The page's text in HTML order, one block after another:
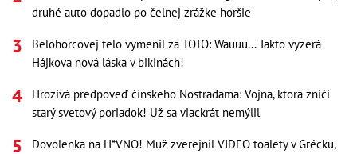
druhé auto dopadlo po čelnej zrážke horšie
Belohorcovej telo vymenil za TOTO: Wauuu... Takto vyzerá
Hájkova nová láska v bikinách!
Hrozivá predpoveď čínskeho Nostradama: Vojna, ktorá zničí
starý svetový poriadok! Už sa viackrát nemýlil
Dovolenka na H*VNO! Muž zverejnil VIDEO toalety v Grécku,